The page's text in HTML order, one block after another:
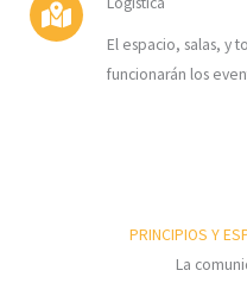
El espacio, salas, y
funcionarán los
PRINCIPIOS Y
La